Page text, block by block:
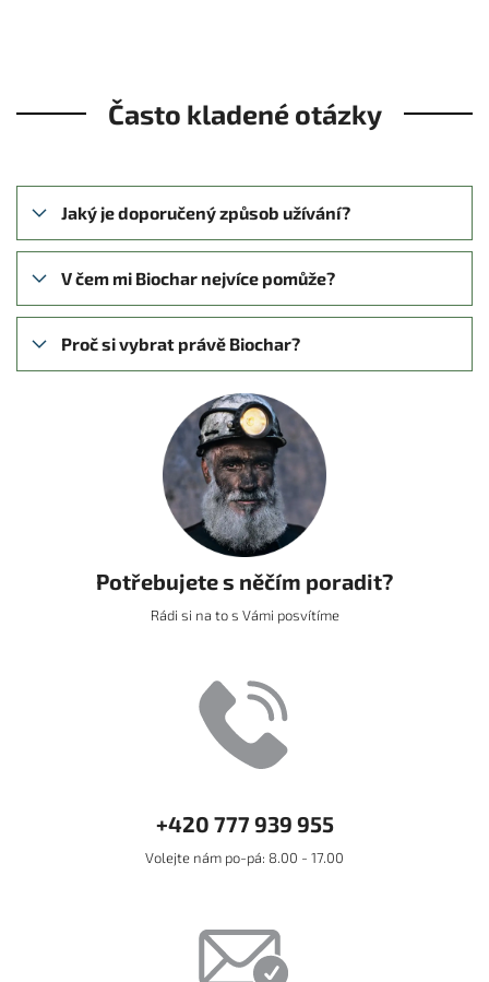
Často kladené otázky
Jaký je doporučený způsob užívání?
V čem mi Biochar nejvíce pomůže?
Proč si vybrat právě Biochar?
Potřebujete s něčím poradit?
Rádi si na to s Vámi posvítíme
+420 777 939 955
Volejte nám po-pá: 8.00 - 17.00